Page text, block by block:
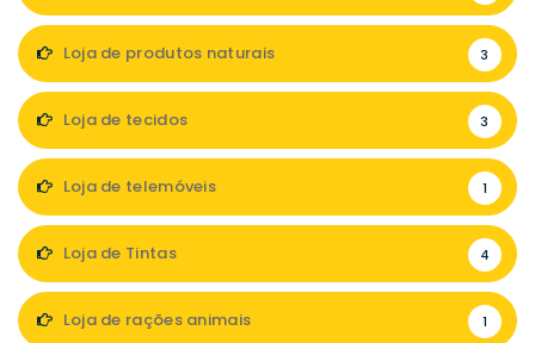
Loja de produtos naturais 3
Loja de tecidos 3
Loja de telemóveis 1
Loja de Tintas 4
Loja de rações animais 1